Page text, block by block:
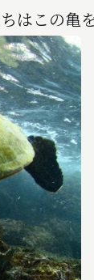
はこの亀